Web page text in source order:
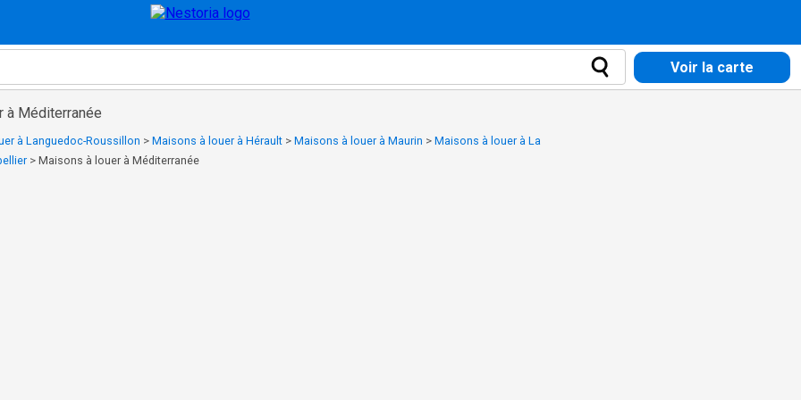
Voir la carte
à Méditerranée
à Languedoc-Roussillon > Maisons à louer à Hérault > Maisons à louer à Maurin > Maisons à louer à La
> Maisons à louer à Méditerranée